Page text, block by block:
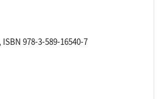
978-3-589-16540-7